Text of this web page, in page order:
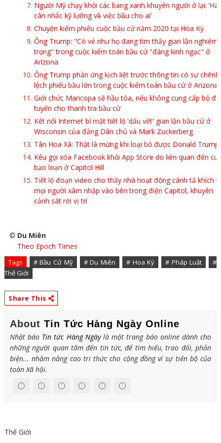
Người Mỹ chạy khỏi các bang xanh khuyên người ở lại:
cân nhắc kỹ lưỡng về việc bầu cho ai’
Chuyện kiểm phiếu cuộc bầu cử năm 2020 tại Hoa Kỳ
Ông Trump: "Có vẻ như họ đang tìm thấy gian lận nghiêm
trọng" trong cuộc kiểm toán bầu cử "đáng kinh ngạc" ở
Arizona
Ông Trump phản ứng kịch liệt trước thông tin có sự chênh
lệch phiếu bầu lớn trong cuộc kiểm toán bầu cử ở Arizona
Giới chức Maricopa sẽ hầu tòa, nếu không cung cấp bộ
tuyến cho thanh tra bầu cử
Kết nối Internet bí mật tiết lộ 'dấu vết' gian lận bầu cử ở
Wisconsin của đảng Dân chủ và Mark Zuckerberg
Tân Hoa Xã: Thật là mừng khi loại bỏ được Donald Trump
Kêu gọi xóa Facebook khỏi App Store do liên quan đến
bạo loạn ở Capitol Hill
Tiết lộ đoạn video cho thấy nhà hoạt động cánh tả khích lệ
mọi người xâm nhập vào bên trong điện Capitol, khuyên
cảnh sát rời vị trí
© Du Miên
Theo Epoch Times
Tags # Bầu Cử Mỹ # Du Miên # Hoa Kỳ # Pháp Luật
#
Thế Giới
Share This
About Tin Tức Hàng Ngày Online
Nhật báo Tin tức Hàng Ngàylà một trang báo online dành cho
những người quan tâm đến tin tức, để tìm hiểu, trao đổi, phản
biện... nhằm nâng cao tri thức cho cộng đồng vì sự tiến bộ của
toàn Xã hội.
Thế Giới